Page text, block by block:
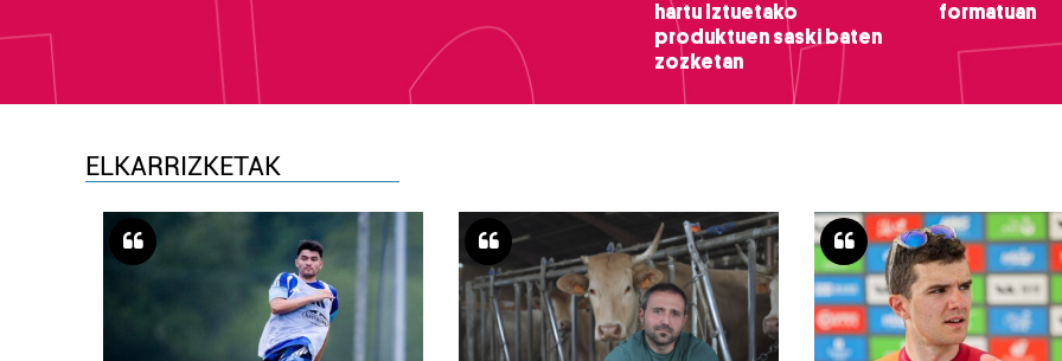
hartu Iztuetako
produktuen saski baten
zozketan
formatuan
ELKARRIZKETAK